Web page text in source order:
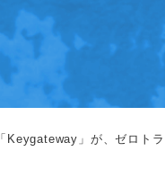
「Keygateway」が、ゼロト